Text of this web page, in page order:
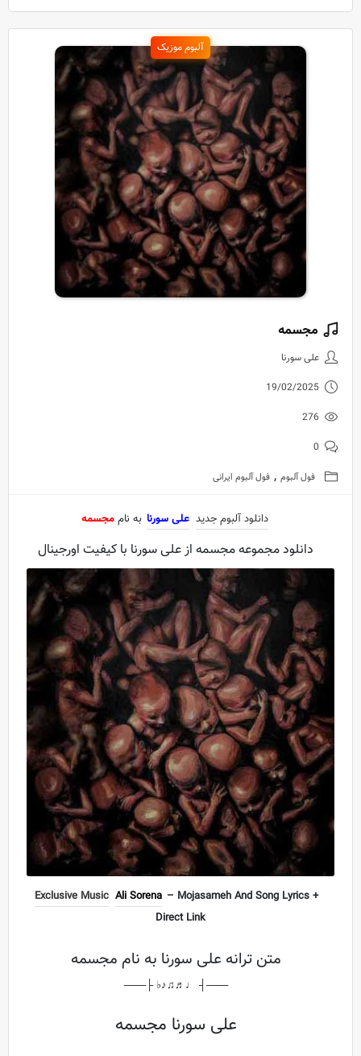
آلبوم موزیک
دانلود آلبوم جدید علی سورنا به
مجسمه
علی سورنا
19/02/2025
276
0
فول آلبوم , فول آلبوم ایرانی
دانلود آلبوم جدید علی سورنا به نام مجسمه
دانلود مجموعه مجسمه از علی سورنا با کیفیت اورجینال
Exclusive Music Ali Sorena – Mojasameh And Song Lyrics +
Direct Link
متن ترانه علی سورنا به نام مجسمه
───┤ ♩♬♫♪♭ ├───
علی سورنا مجسمه